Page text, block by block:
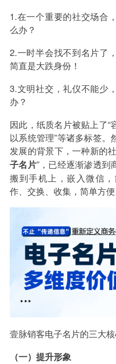
1.在一个重要的社交场合
么办？
2.一时半会找不到名片了
简直是大跌身份！
3.文明社交，礼仪不能少
办？
因此，纸质名片被贴上了
以系统管理”等诸多标签
发展的背景下，一种新的
子名片”，已经逐渐渗透到
搬到手机上，嵌入微信
作、交换、收集，简单方便
壹脉销客电子名片的三大核
（一）提升形象